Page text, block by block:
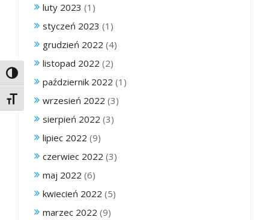
Toggle High Contrast
Toggle Font size
luty 2023 (1)
styczeń 2023 (1)
grudzień 2022 (4)
listopad 2022 (2)
październik 2022 (1)
wrzesień 2022 (3)
sierpień 2022 (3)
lipiec 2022 (9)
czerwiec 2022 (3)
maj 2022 (6)
kwiecień 2022 (5)
marzec 2022 (9)